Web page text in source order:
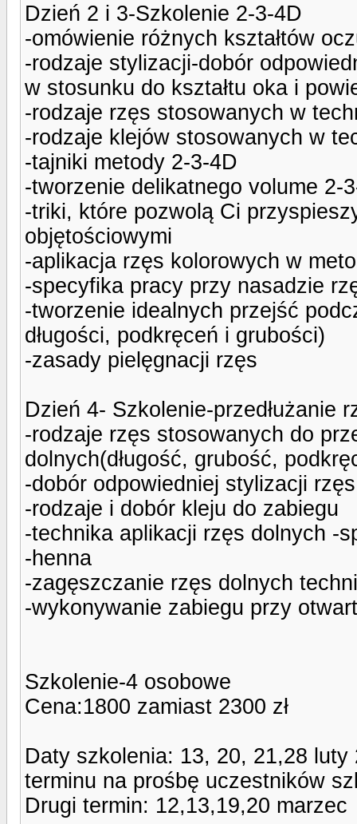
Dzień 2 i 3-Szkolenie 2-3-4D
-omówienie różnych kształtów
-rodzaje stylizacji-dobór
w stosunku do kształtu oka i
-rodzaje rzęs stosowanych w
-rodzaje klejów stosowanych w
-tajniki metody 2-3-4D
-tworzenie delikatnego volume 2-
-triki, które pozwolą Ci
objętościowymi
-aplikacja rzęs kolorowych w
-specyfika pracy przy nasadzie
-tworzenie idealnych przejść
długości, podkręceń i grubości)
-zasady pielęgnacji rzęs
Dzień 4- Szkolenie-przedłużanie
-rodzaje rzęs stosowanych do
dolnych(długość, grubość,
-dobór odpowiedniej stylizacji
-rodzaje i dobór kleju do zabiegu
-technika aplikacji rzęs dolnych -
-henna
-zagęszczanie rzęs dolnych
-wykonywanie zabiegu przy
Szkolenie-4 osobowe
Cena:1800 zamiast 2300 zł
Daty szkolenia: 13, 20, 21,28
terminu na prośbę uczestników
Drugi termin: 12,13,19,20 marzec